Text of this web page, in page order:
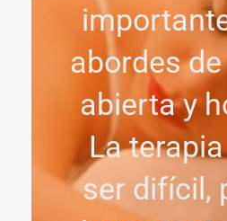
abordes
abierta y
La
ser difícil,